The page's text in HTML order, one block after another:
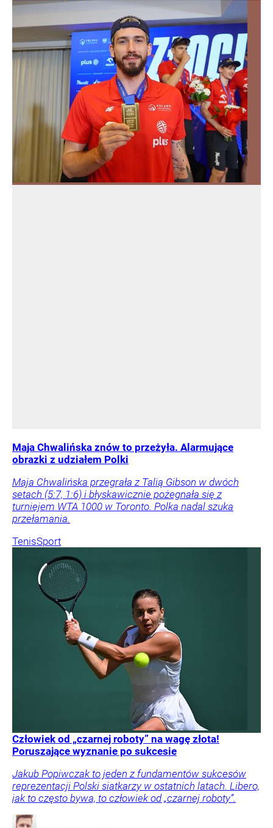
Maja Chwalińska znów to przeżyła. Alarmujące
obrazki z udziałem Polki
Maja Chwalińska przegrała z Talią Gibson w dwóch
setach (5:7, 1:6) i błyskawicznie pożegnała się z
turniejem WTA 1000 w Toronto. Polka nadal szuka
przełamania.
TenisSport
Człowiek od „czarnej roboty” na wagę złota!
Poruszające wyznanie po sukcesie
Jakub Popiwczak to jeden z fundamentów sukcesów
reprezentacji Polski siatkarzy w ostatnich latach. Libero,
jak to często bywa, to człowiek od „czarnej roboty”.